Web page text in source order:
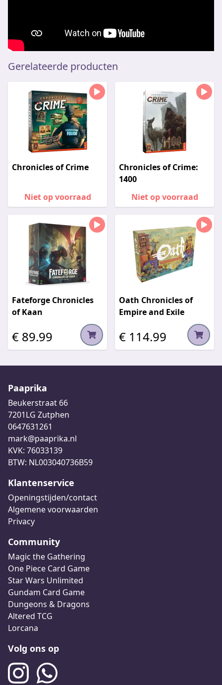
Gerelateerde producten
Chronicles of Crime
Niet op voorraad
Chronicles of Crime:
1400
Niet op voorraad
Fateforge Chronicles
of Kaan
€ 89.99
Oath Chronicles of
Empire and Exile
€ 114.99
Paaprika
Beukerstraat 66
7201LG Zutphen
0647631261
mark@paaprika.nl
KVK: 76033139
BTW: NL003040736B59
Klantenservice
Openingstijden/contact
Algemene voorwaarden
Privacy
Community
Magic the Gathering
One Piece Card Game
Star Wars Unlimited
Gundam Card Game
Dungeons & Dragons
Altered TCG
Lorcana
Volg ons op